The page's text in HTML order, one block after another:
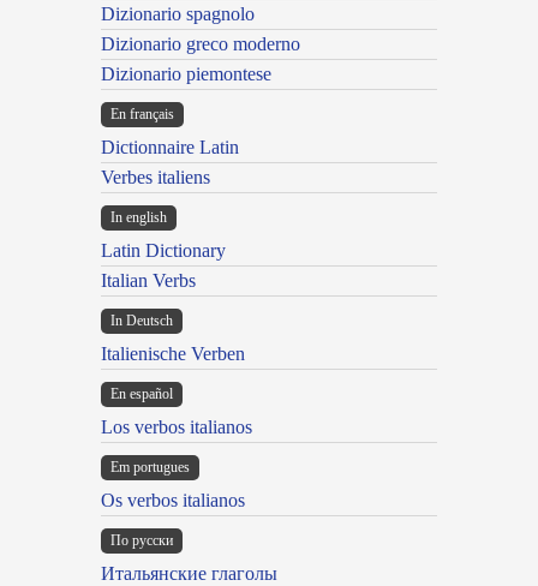
Dizionario spagnolo
Dizionario greco moderno
Dizionario piemontese
En français
Dictionnaire Latin
Verbes italiens
In english
Latin Dictionary
Italian Verbs
In Deutsch
Italienische Verben
En español
Los verbos italianos
Em portugues
Os verbos italianos
По русски
Итальянские глаголы